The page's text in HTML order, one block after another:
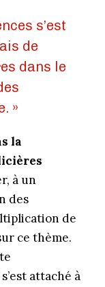
s’est
de
dans le
»
la
à un
des
de
ce thème.
attaché à